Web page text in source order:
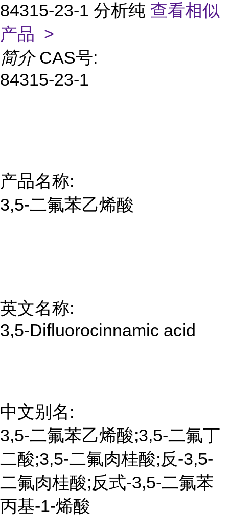
84315-23-1 分析纯 查看相似
产品 >
简介 CAS号:
84315-23-1
产品名称:
3,5-二氟苯乙烯酸
英文名称:
3,5-Difluorocinnamic acid
中文别名:
3,5-二氟苯乙烯酸;3,5-二氟丁
二酸;3,5-二氟肉桂酸;反-3,5-
二氟肉桂酸;反式-3,5-二氟苯
丙基-1-烯酸